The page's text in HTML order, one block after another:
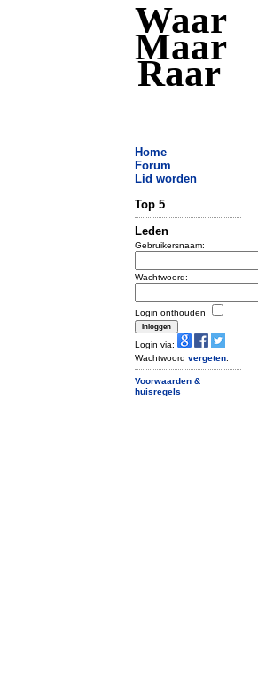
Waar
Maar
Raar
Home
Forum
Lid worden
Top 5
Leden
Gebruikersnaam:
Wachtwoord:
Login onthouden
Login via:
Wachtwoord vergeten
Voorwaarden &
huisregels